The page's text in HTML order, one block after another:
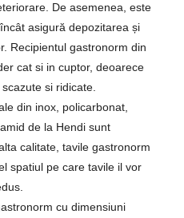
De asemenea, este
asigură depozitarea și
Recipientul gastronorm din
cat si in cuptor, deoarece
si ridicate.
din inox, policarbonat,
de la Hendi sunt
calitate, tavile gastronorm
spatiul pe care tavile il vor
cu dimensiuni